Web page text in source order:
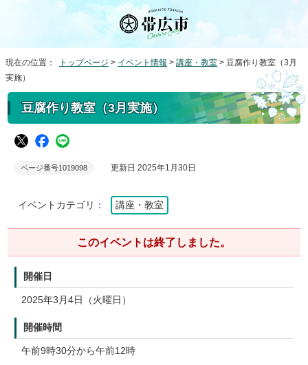
現在の位置： トップページ > イベント情報 > 講座・教室 > 豆腐作り教室（3月
実施）
豆腐作り教室（3月実施）
ページ番号1019098 更新日 2025年1月30日
イベントカテゴリ： 講座・教室
このイベントは終了しました。
開催日
2025年3月4日（火曜日）
開催時間
午前9時30分から午前12時